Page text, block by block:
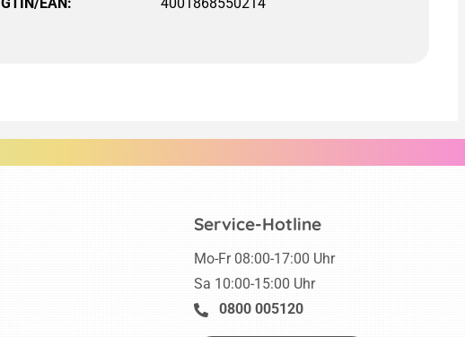
Service-Hotline
Mo-Fr 08:00-17:00 Uhr
Sa 10:00-15:00 Uhr
0800 005120